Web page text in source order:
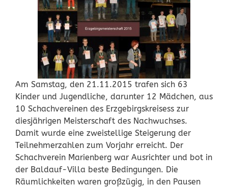
Am Samstag, den 21.11.2015 trafen sich 63
Kinder und Jugendliche, darunter 12 Mädchen, aus
10 Schachvereinen des Erzgebirgskreisess zur
diesjährigen Meisterschaft des Nachwuchses.
Damit wurde eine zweistellige Steigerung der
Teilnehmerzahlen zum Vorjahr erreicht. Der
Schachverein Marienberg war Ausrichter und bot in
der Baldauf-Villa beste Bedingungen. Die
Räumlichkeiten waren großzügig, in den Pausen